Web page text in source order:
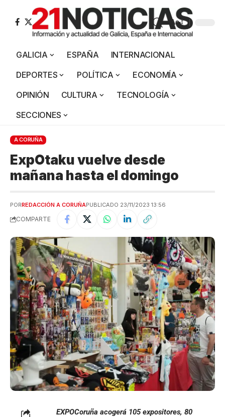
Aa
GALICIA ESPAÑA
INTERNACIONAL
DEPORTES
POLÍTICA
ECONOMÍA
OPINIÓN
CULTURA
TECNOLOGÍA
SECCIONES
A CORUÑA
ExpOtaku vuelve desde
mañana hasta el domingo
PORREDACCIÓN A CORUÑAPUBLICADO 23/11/2023 13:56
COMPARTE
EXPOCoruña acogerá 105 expositores, 80